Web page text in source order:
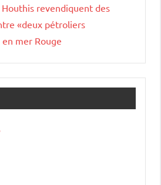
Houthis revendiquent des
«deux pétroliers
en mer Rouge